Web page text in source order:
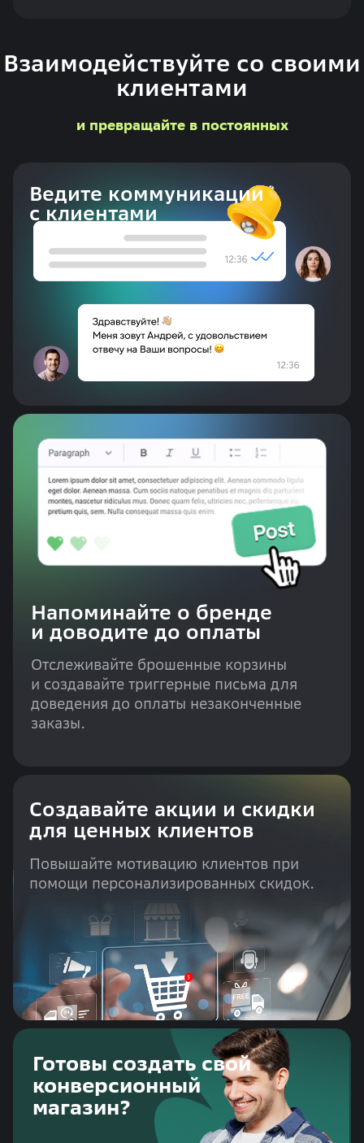
Взаимодействуйте со своими
клиентами
и превращайте в постоянных
Ведите коммуникации
с клиентами
Напоминайте о бренде
и доводите до оплаты
Отслеживайте брошенные корзины
и создавайте триггерные письма для
доведения до оплаты незаконченные
заказы.
Создавайте акции и скидки
для ценных клиентов
Повышайте мотивацию клиентов при
помощи персонализированных скидок.
Готовы создать свой
конверсионный
магазин?